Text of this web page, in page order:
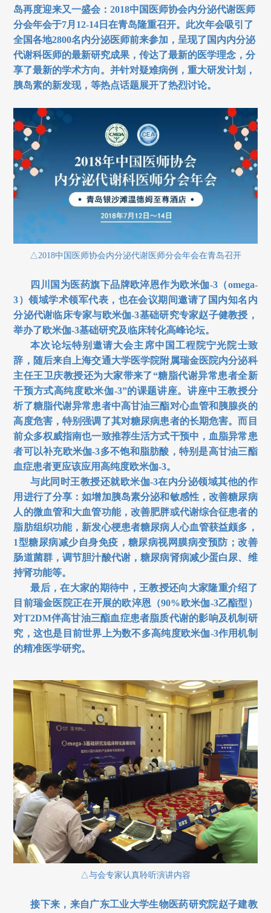
岛再度迎来又一盛会：2018中国医师协会内分泌代谢医师
分会年会于7月12-14日在青岛隆重召开。此次年会吸引了
全国各地2800名内分泌医师前来参加，呈现了国内内分泌
代谢科医师的最新研究成果，传达了最新的医学理念，分
享了最新的学术方向。并针对疑难病例，重大研发计划，
胰岛素的新发现，等热点话题展开了热烈讨论。
△2018中国医师协会内分泌代谢医师分会年会在青岛召开
四川国为医药旗下品牌欧淬恩作为欧米伽-3（omega-
3）领域学术领军代表，也在会议期间邀请了国内知名内
分泌代谢临床专家与欧米伽-3基础研究专家赵子健教授，
举办了欧米伽-3基础研究及临床转化高峰论坛。
本次论坛特别邀请大会主席中国工程院宁光院士致
辞，随后来自上海交通大学医学院附属瑞金医院内分泌科
主任王卫庆教授还为大家带来了“糖脂代谢异常患者全新
干预方式高纯度欧米伽-3”的课题讲座。讲座中王教授分
析了糖脂代谢异常患者中高甘油三酯对心血管和胰腺炎的
高度危害，特别强调了其对糖尿病患者的长期危害。而目
前众多权威指南也一致推荐生活方式干预中，血脂异常患
者可以补充欧米伽-3多不饱和脂肪酸，特别是高甘油三酯
血症患者更应该应用高纯度欧米伽-3。
与此同时王教授还就欧米伽-3在内分泌领域其他的作
用进行了分享：如增加胰岛素分泌和敏感性，改善糖尿病
人的微血管和大血管功能，改善肥胖或代谢综合征患者的
脂肪组织功能，新发心梗患者糖尿病人心血管获益颇多，
1型糖尿病减少自身免疫，糖尿病视网膜病变预防；改善
肠道菌群，调节胆汁酸代谢，糖尿病肾病减少蛋白尿、维
持肾功能等。
最后，在大家的期待中，王教授还向大家隆重介绍了
目前瑞金医院正在开展的欧淬恩（90% 欧米伽-3乙酯型）
对T2DM伴高甘油三酯血症患者脂质代谢的影响及机制研
究，这也是目前世界上为数不多高纯度欧米伽-3作用机制
的精准医学研究。
△与会专家认真聆听演讲内容
接下来，来自广东工业大学生物医药研究院赵子建教